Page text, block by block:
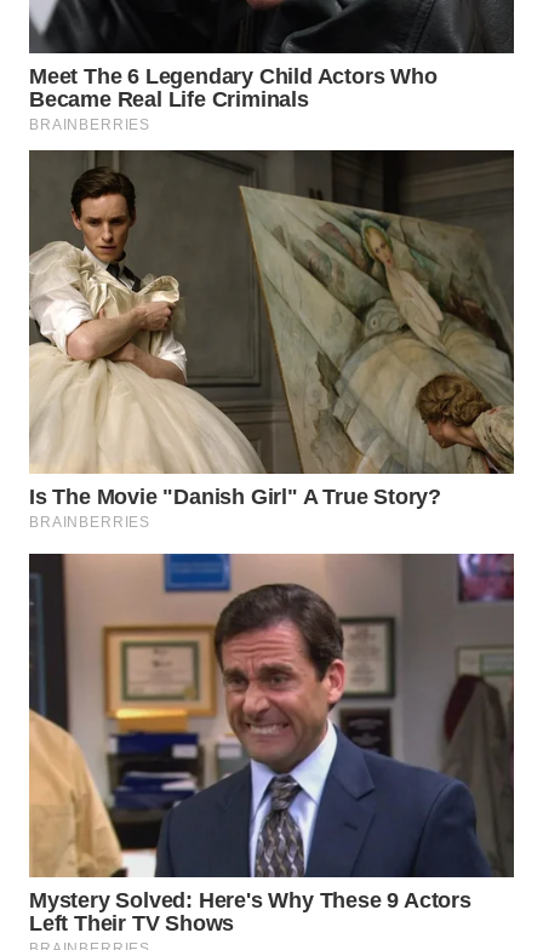
LABUHANBATU
WN
TENGAH
WN DELI
SERDANG
WN
TEBING
TINGGI
PAKPAK
WN
KARAWANG
BOGOR
WN
DEPOK
TAPANULI
UTARA